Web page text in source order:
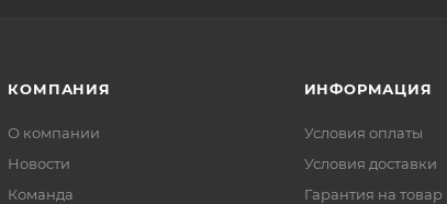
КОМПАНИЯ
О компании
Новости
Команда
ИНФОРМАЦИЯ
Условия оплаты
Условия доставки
Гарантия на товар